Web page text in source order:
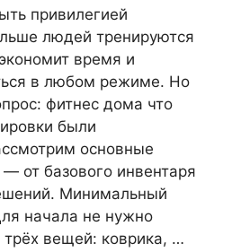
привилегией
людей тренируются
время и
в любом режиме. Но
фитнес дома что
были
основные
от базового инвентаря
Минимальный
начала не нужно
трёх вещей: коврика, …